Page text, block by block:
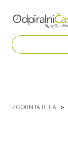
ZGORNJA BELA